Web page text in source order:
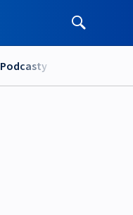
Podcasty